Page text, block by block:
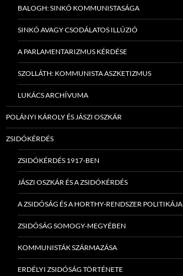
BALOGH: SINKÓ KOMMUNISTASÁGA
SINKÓ AVAGY CSODÁLATOS ILLÚZIÓ
A PARLAMENTARIZMUS KÉRDÉSE
SZOLLÁTH: KOMMUNISTA ASZKETIZMUS
LUKÁCS ARCHÍVUMA
POLÁNYI KÁROLY ÉS JÁSZI OSZKÁR
ZSIDÓKÉRDÉS
ZSIDÓKÉRDÉS 1917-BEN
JÁSZI OSZKÁR ÉS A ZSIDÓKÉRDÉS
A ZSIDÓSÁG ÉS A HORTHY-RENDSZER POLITIKÁJA
ZSIDÓSÁG SOMOGY-MEGYÉBEN
KOMMUNISTÁK SZÁRMAZÁSA
ERDÉLYI ZSIDÓSÁG TÖRTÉNETE